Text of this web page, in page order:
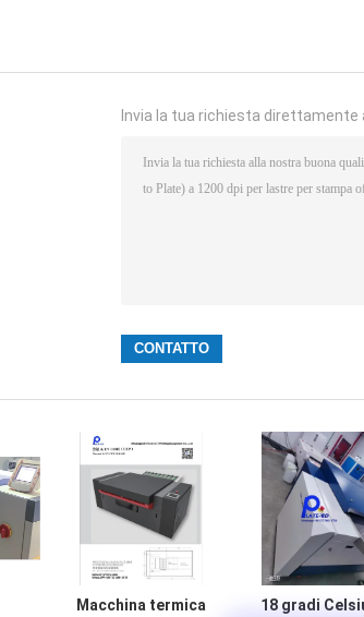
Invia la tua richiesta direttamente
Macchina termica
18 gradi